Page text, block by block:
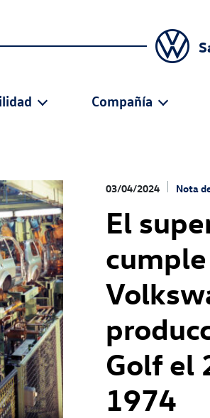
Compañía
03/04/2024 Nota
El
Golf el
1974